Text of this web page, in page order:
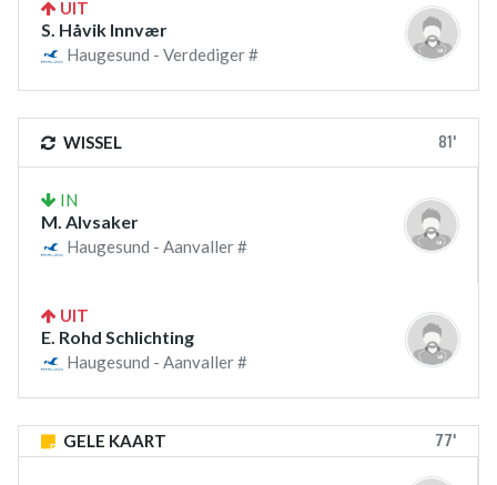
UIT
S. Håvik Innvær
Haugesund - Verdediger #
WISSEL 81'
IN
M. Alvsaker
Haugesund - Aanvaller #
UIT
E. Rohd Schlichting
Haugesund - Aanvaller #
GELE KAART 77'